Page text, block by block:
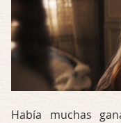
Había muchas